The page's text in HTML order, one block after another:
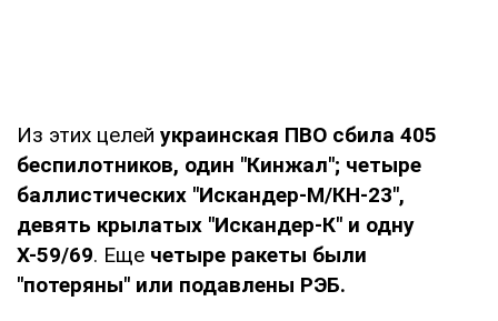
Из этих целей украинская ПВО сбила 405
беспилотников, один "Кинжал"; четыре
баллистических "Искандер-М/КН-23",
девять крылатых "Искандер-К" и одну
Х-59/69. Еще четыре ракеты были
"потеряны" или подавлены РЭБ.